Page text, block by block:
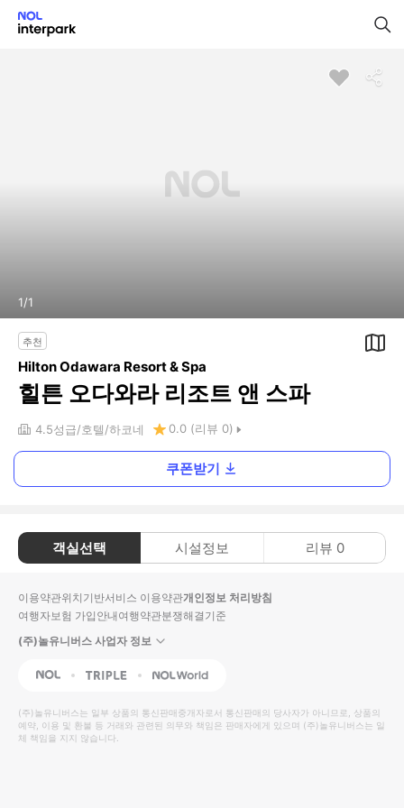
1/1
추천
Hilton Odawara Resort & Spa
힐튼 오다와라 리조트 앤 스파
4.5성급 호텔 하코네 0.0 (리뷰 0)
쿠폰받기
객실선택 시설정보 리뷰 0
이용약관위치기반서비스 이용약관개인정보 처리방침
여행자보험 가입안내여행약관분쟁해결기준
(주)놀유니버스 사업자 정보
NOL Triple Interpark Global
(주)놀유니버스는 일부 상품의 통신판매중개자로서 통신판매의 당사자가 아니므로, 상품의
예약, 이용 및 환불 등 거래와 관련된 의무와 책임은 판매자에게 있으며 (주)놀유니버스는 일
체 책임을 지지 않습니다.